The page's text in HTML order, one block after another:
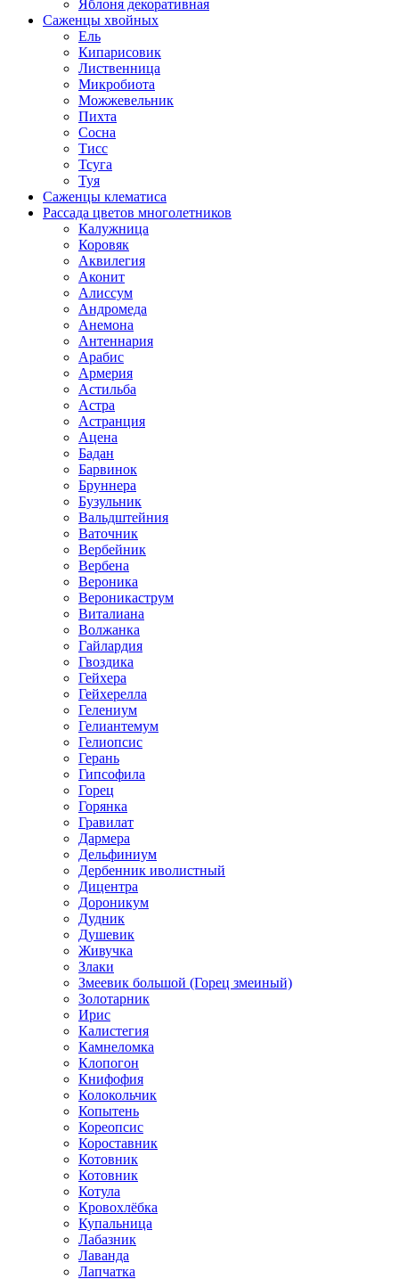
Яблоня декоративная
Саженцы хвойных
Ель
Кипарисовик
Лиственница
Микробиота
Можжевельник
Пихта
Сосна
Тисс
Тсуга
Туя
Саженцы клематиса
Рассада цветов многолетников
Калужница
Коровяк
Аквилегия
Аконит
Алиссум
Андромеда
Анемона
Антеннария
Арабис
Армерия
Астильба
Астра
Астранция
Ацена
Бадан
Барвинок
Бруннера
Бузульник
Вальдштейния
Ваточник
Вербейник
Вербена
Вероника
Вероникаструм
Виталиана
Волжанка
Гайлардия
Гвоздика
Гейхера
Гейхерелла
Гелениум
Гелиантемум
Гелиопсис
Герань
Гипсофила
Горец
Горянка
Гравилат
Дармера
Дельфиниум
Дербенник иволистный
Дицентра
Дороникум
Дудник
Душевик
Живучка
Злаки
Змеевик большой (Горец змеиный)
Золотарник
Ирис
Калистегия
Камнеломка
Клопогон
Книфофия
Колокольчик
Копытень
Кореопсис
Короставник
Котовник
Котовник
Котула
Кровохлёбка
Купальница
Лабазник
Лаванда
Лапчатка